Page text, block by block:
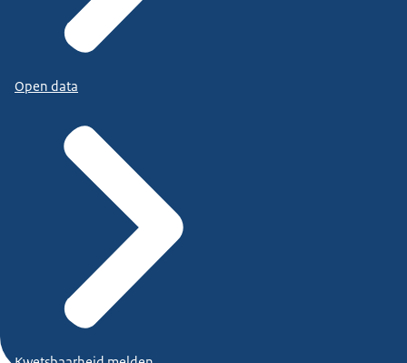
Open data